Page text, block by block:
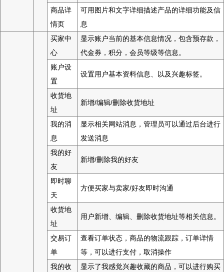
商品详
情页
可用图片和文字详细描述产品的详细功能及信
息
买家中
心
显示账户当前的基本信息情况，包含预存款，
代金券，积分，会员等级等信息。
账户设
置
设置用户基本资料信息、以及兴趣标签。
收货地
址
新增/编辑/删除收货地址
我的消
息
显示相关网站消息，管理员可以通过后台进行
发送消息
我的好
友
新增/删除我的好友
即时聊
天
方便买家与卖家/好友即时沟通
收货地
址
用户新增、编辑、删除收货地址等相关信息。
交易订
单
查看订单状态，商品的物流跟踪，订单详情
等，可以进行支付，取消操作
我的收
显示了我感觉兴趣收藏的商品，可以进行购买